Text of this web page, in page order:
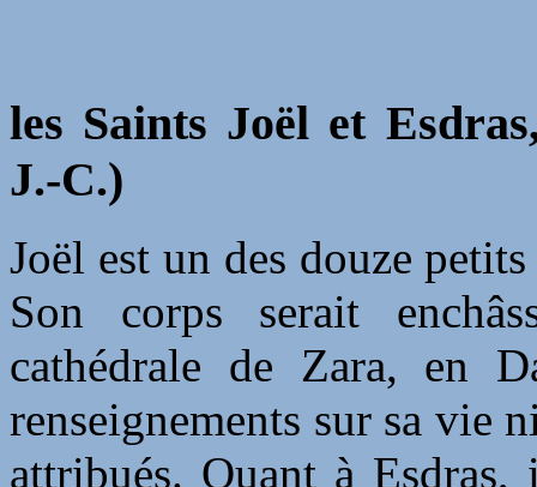
les Saints Joël et
J.-C.)
Joël est un des douze
Son corps serait
cathédrale de Zara, en
renseignements sur sa vie
attribués. Quant à